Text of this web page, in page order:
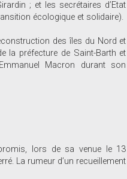
; et les secrétaires d’Etat
écologique et solidaire).
des îles du Nord et
la préfecture de Saint-Barth et
Macron durant son
lors de sa venue le 13
La rumeur d’un recueillement